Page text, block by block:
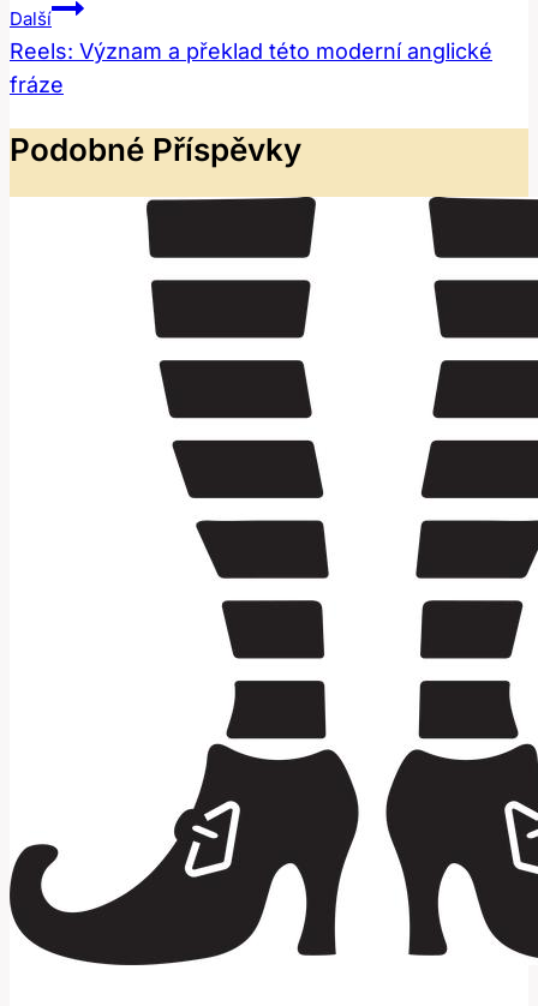
Příspěvek
Další
Reels: Význam a překlad této moderní anglické
fráze
Podobné Příspěvky